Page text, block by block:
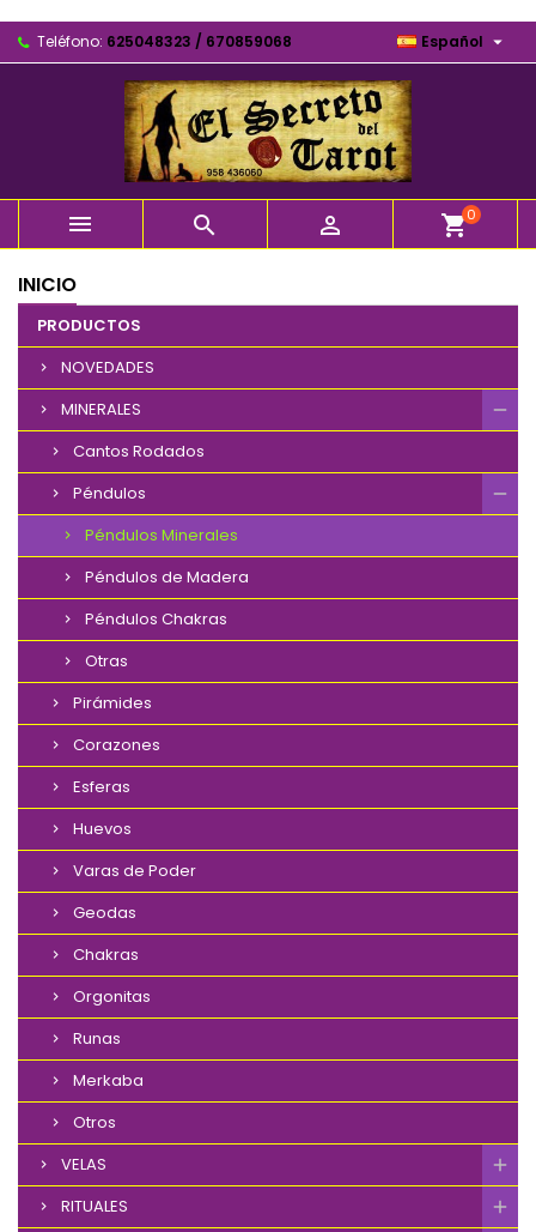
Teléfono: 625048323 / 670859068 Español 
   shopping_cart0
INICIO
PRODUCTOS
NOVEDADES
MINERALES
Cantos Rodados
Péndulos
Péndulos Minerales
Péndulos de Madera
Péndulos Chakras
Otras
Pirámides
Corazones
Esferas
Huevos
Varas de Poder
Geodas
Chakras
Orgonitas
Runas
Merkaba
Otros
VELAS
RITUALES